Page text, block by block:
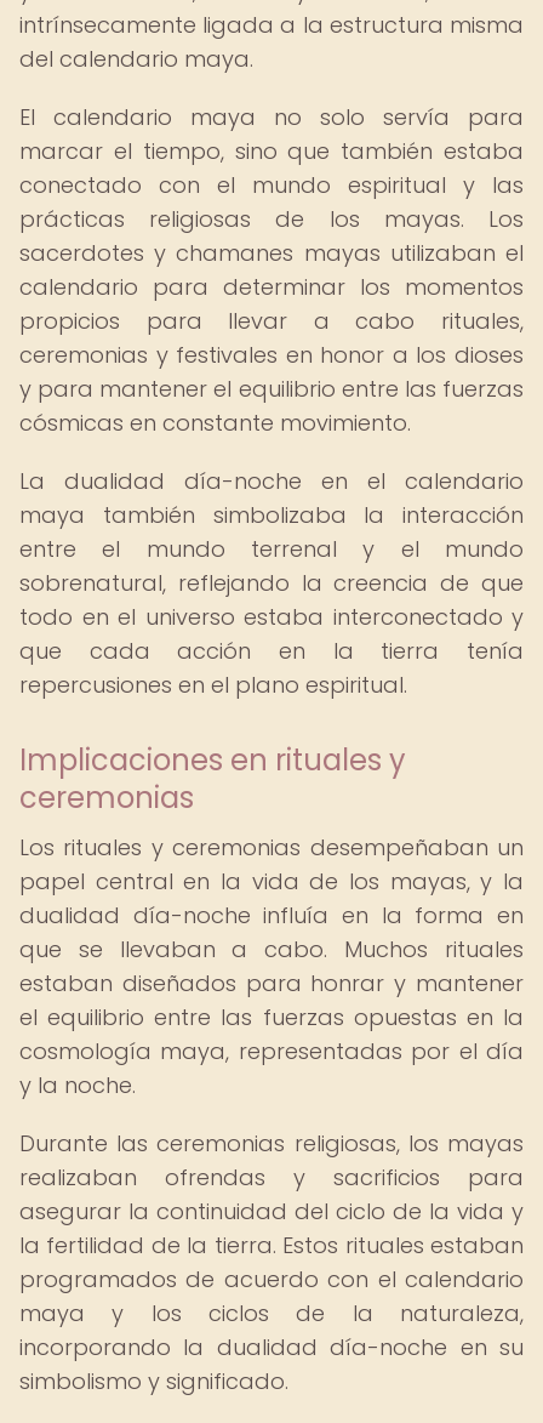
intrínsecamente ligada a la estructura misma
del calendario maya.
El calendario maya no solo servía para
marcar el tiempo, sino que también estaba
conectado con el mundo espiritual y las
prácticas religiosas de los mayas. Los
sacerdotes y chamanes mayas utilizaban el
calendario para determinar los momentos
propicios para llevar a cabo rituales,
ceremonias y festivales en honor a los dioses
y para mantener el equilibrio entre las fuerzas
cósmicas en constante movimiento.
La dualidad día-noche en el calendario
maya también simbolizaba la interacción
entre el mundo terrenal y el mundo
sobrenatural, reflejando la creencia de que
todo en el universo estaba interconectado y
que cada acción en la tierra tenía
repercusiones en el plano espiritual.
Implicaciones en rituales y
ceremonias
Los rituales y ceremonias desempeñaban un
papel central en la vida de los mayas, y la
dualidad día-noche influía en la forma en
que se llevaban a cabo. Muchos rituales
estaban diseñados para honrar y mantener
el equilibrio entre las fuerzas opuestas en la
cosmología maya, representadas por el día
y la noche.
Durante las ceremonias religiosas, los mayas
realizaban ofrendas y sacrificios para
asegurar la continuidad del ciclo de la vida y
la fertilidad de la tierra. Estos rituales estaban
programados de acuerdo con el calendario
maya y los ciclos de la naturaleza,
incorporando la dualidad día-noche en su
simbolismo y significado.